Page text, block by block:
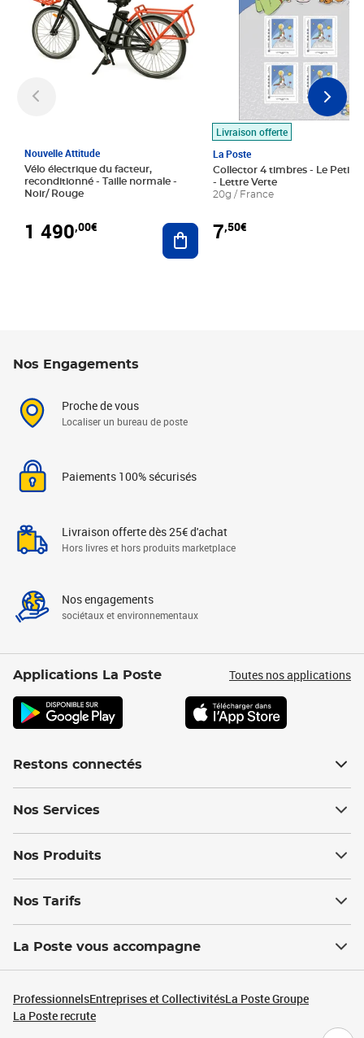
Nouvelle Attitude
Vélo électrique du facteur,
reconditionné - Taille normale -
Noir/ Rouge
1 490,00€ Ajouter au panier
Livraison offerte
La Poste
Collector 4 timbres - Le Petit
- Lettre Verte
20g / France
7,50€
Nos Engagements
Proche de vous
Localiser un bureau de poste
Paiements 100% sécurisés
Livraison offerte dès 25€ d'achat
Hors livres et hors produits marketplace
Nos engagements
sociétaux et environnementaux
Applications La Poste Toutes nos applications
Restons connectés
Nos Services
Nos Produits
Nos Tarifs
La Poste vous accompagne
ProfessionnelsEntreprises et CollectivitésLa Poste Groupe
La Poste recrute